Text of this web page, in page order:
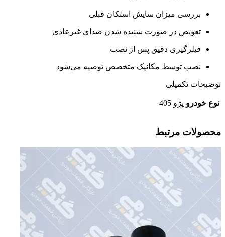
بررسی میزان سایش استکان قبلی
تعویض در صورت شنیده شدن صدای غیرعادی
فیلرگیری دقیق پس از نصب
نصب توسط مکانیک متخصص توصیه می‌شود
توضیحات تکمیلی
نوع خودرو پژو 405
محصولات مرتبط